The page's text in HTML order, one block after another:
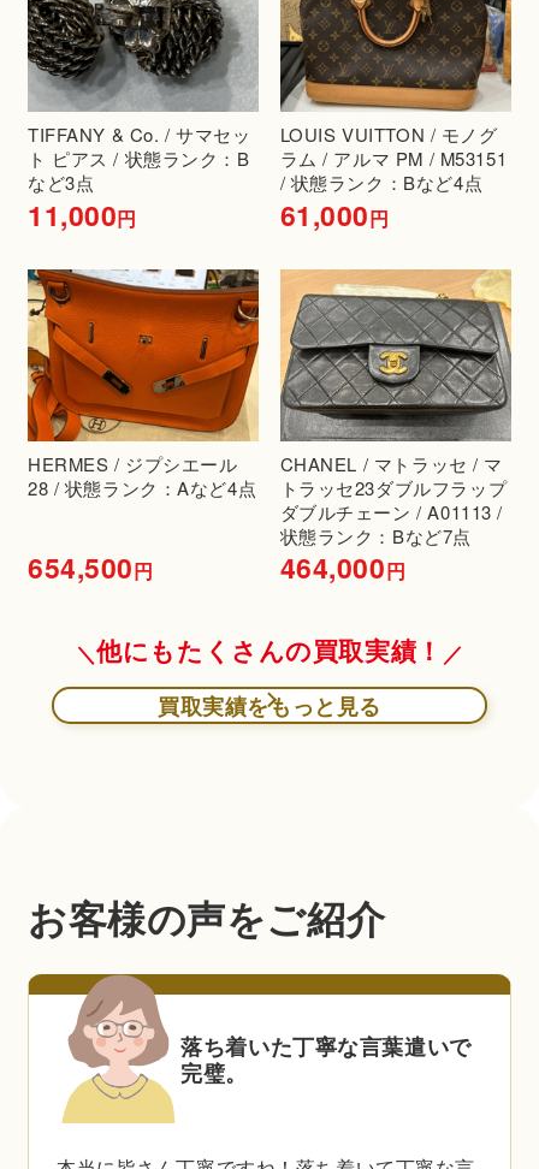
TIFFANY & Co. / サマセッ
ト ピアス / 状態ランク：B
など3点
11,000円
LOUIS VUITTON / モノグ
ラム / アルマ PM / M53151
/ 状態ランク：Bなど4点
61,000円
HERMES / ジプシエール
28 / 状態ランク：Aなど4点
654,500円
CHANEL / マトラッセ / マ
トラッセ23ダブルフラップ
ダブルチェーン / A01113 /
状態ランク：Bなど7点
464,000円
他にもたくさんの買取実績！
買取実績をもっと見る
お客様の声をご紹介
落ち着いた丁寧な言葉遣いで
完璧。